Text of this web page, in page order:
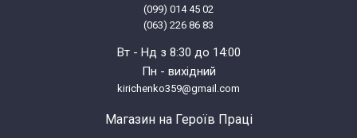
(099) 014 45 02
(063) 226 86 83
Вт - Нд з 8:30 до 14:00
Пн - вихідний
kirichenko359@gmail.com
Магазин на Героїв Праці